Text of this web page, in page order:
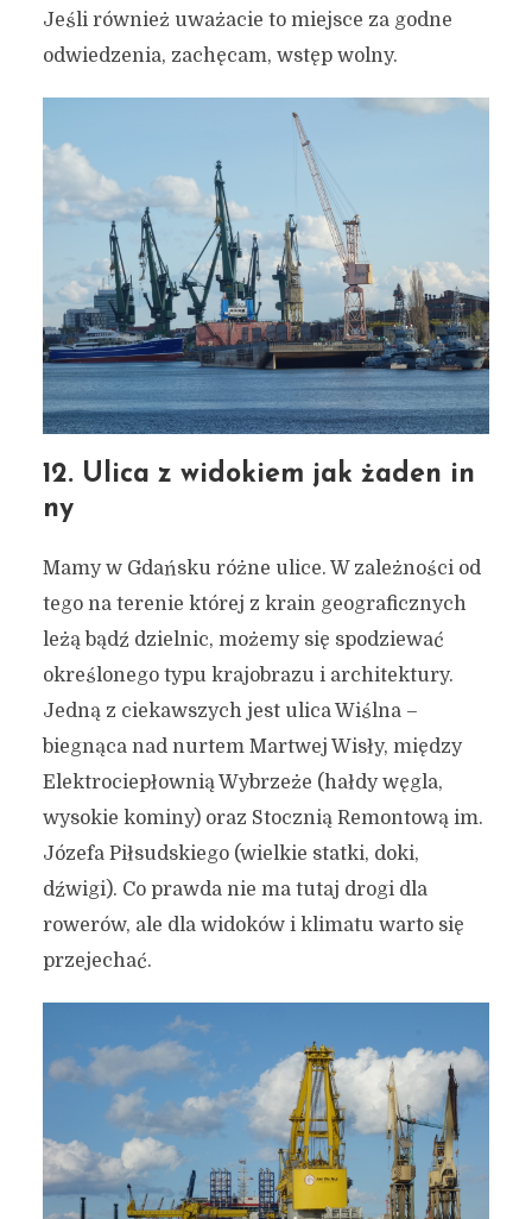
Jeśli również uważacie to miejsce za godne
odwiedzenia, zachęcam, wstęp wolny.
12. Ulica z widokiem jak żaden in
ny
Mamy w Gdańsku różne ulice. W zależności od
tego na terenie której z krain geograficznych
leżą bądź dzielnic, możemy się spodziewać
określonego typu krajobrazu i architektury.
Jedną z ciekawszych jest ulica Wiślna –
biegnąca nad nurtem Martwej Wisły, między
Elektrociepłownią Wybrzeże (hałdy węgla,
wysokie kominy) oraz Stocznią Remontową im.
Józefa Piłsudskiego (wielkie statki, doki,
dźwigi). Co prawda nie ma tutaj drogi dla
rowerów, ale dla widoków i klimatu warto się
przejechać.